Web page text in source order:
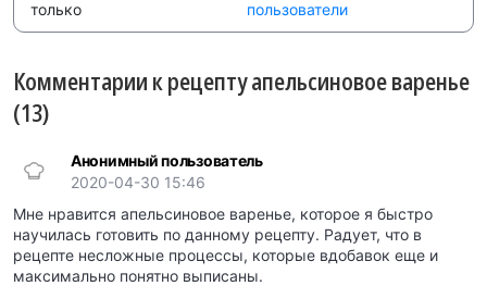
только
пользователи
Комментарии к рецепту апельсиновое варенье
(13)
Анонимный пользователь
2020-04-30 15:46
Мне нравится апельсиновое варенье, которое я быстро
научилась готовить по данному рецепту. Радует, что в
рецепте несложные процессы, которые вдобавок еще и
максимально понятно выписаны.